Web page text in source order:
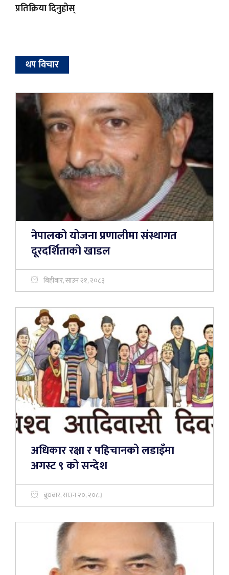
प्रतिक्रिया दिनुहोस्
थप विचार
नेपालको योजना प्रणालीमा संस्थागत
दूरदर्शिताको खाडल
बिहीबार, साउन २१, २०८३
अधिकार रक्षा र पहिचानको लडाइँमा
अगस्ट ९ को सन्देश
बुधबार, साउन २०, २०८३